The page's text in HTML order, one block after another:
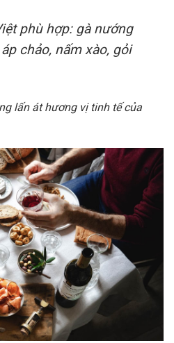
phù hợp: gà nướng
chảo, nấm xào, gỏi
lấn át hương vị tinh tế của